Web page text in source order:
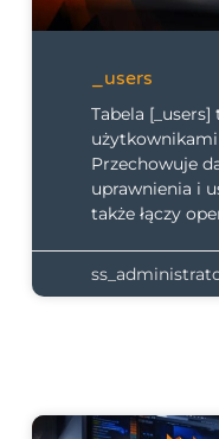
_users
Tabela
Przechowuje
uprawnienia i
także łączy